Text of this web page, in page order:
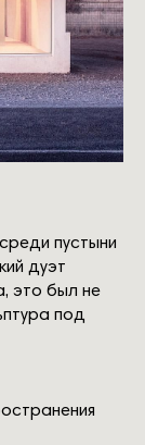
пустыни
дуэт
это был не
под